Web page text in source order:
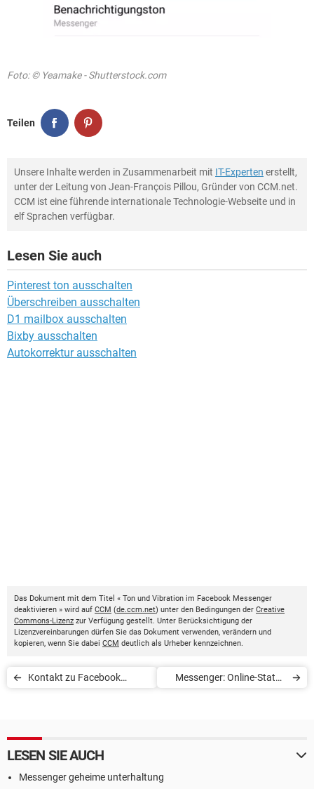
Foto: © Yeamake - Shutterstock.com
Teilen
Unsere Inhalte werden in Zusammenarbeit mit IT-Experten erstellt,
unter der Leitung von Jean-François Pillou, Gründer von CCM.net.
CCM ist eine führende internationale Technologie-Webseite und in
elf Sprachen verfügbar.
Lesen Sie auch
Pinterest ton ausschalten
Überschreiben ausschalten
D1 mailbox ausschalten
Bixby ausschalten
Autokorrektur ausschalten
Das Dokument mit dem Titel « Ton und Vibration im Facebook Messenger
deaktivieren » wird auf CCM (de.ccm.net) unter den Bedingungen der Creative
Commons-Lizenz zur Verfügung gestellt. Unter Berücksichtigung der
Lizenzvereinbarungen dürfen Sie das Dokument verwenden, verändern und
kopieren, wenn Sie dabei CCM deutlich als Urheber kennzeichnen.
Kontakt zu Facebook
Messenger: Online-Status
LESEN SIE AUCH
Messenger geheime unterhaltung